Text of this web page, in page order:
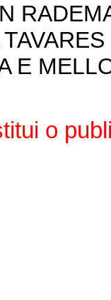
E
o